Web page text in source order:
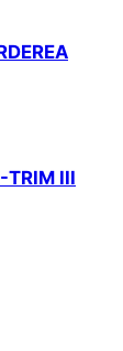
TRIM III